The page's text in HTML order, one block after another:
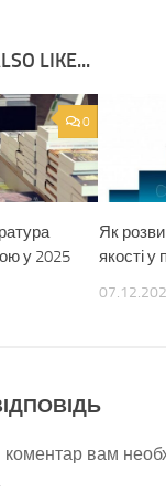
LIKE...
0
у 2025
Як
якості у
вам
.